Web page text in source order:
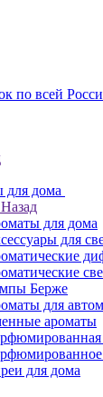
по всей
для дома
Назад
для дома
для
Берже
для
ароматы
для дома